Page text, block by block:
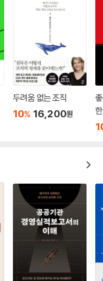
두려움 없는 조직
10% 16,200원